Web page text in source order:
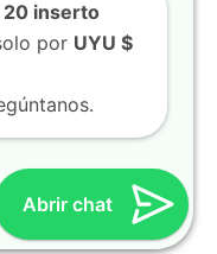
Uruguay | Creado
en Auto
20 inserto
por UYU $
Abrir chat